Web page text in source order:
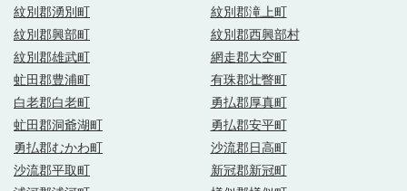
紋別郡湧別町
紋別郡滝上町
紋別郡興部町
紋別郡西興部村
紋別郡雄武町
網走郡大空町
虻田郡豊浦町
有珠郡壮瞥町
白老郡白老町
勇払郡厚真町
虻田郡洞爺湖町
勇払郡安平町
勇払郡むかわ町
沙流郡日高町
沙流郡平取町
新冠郡新冠町